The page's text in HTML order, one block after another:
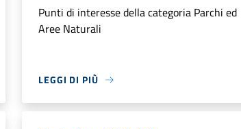
Punti di interesse della categoria Parchi ed
Aree Naturali
LEGGI DI PIÙ